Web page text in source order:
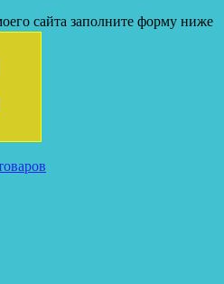
сайта заполните форму ниже